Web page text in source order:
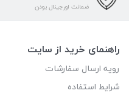
ضمانت اورجینال بودن
راهنمای خرید از سایت
رویه ارسال سفارشات
شرایط استفاده